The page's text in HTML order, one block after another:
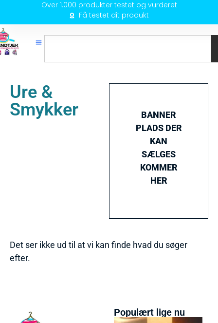
Over 1.000 produkter testet og vurderet
Få testet dit produkt
Ure &
Smykker
BANNER
PLADS DER
KAN
SÆLGES
KOMMER
HER
Det ser ikke ud til at vi kan finde hvad du søger
efter.
Populært lige nu